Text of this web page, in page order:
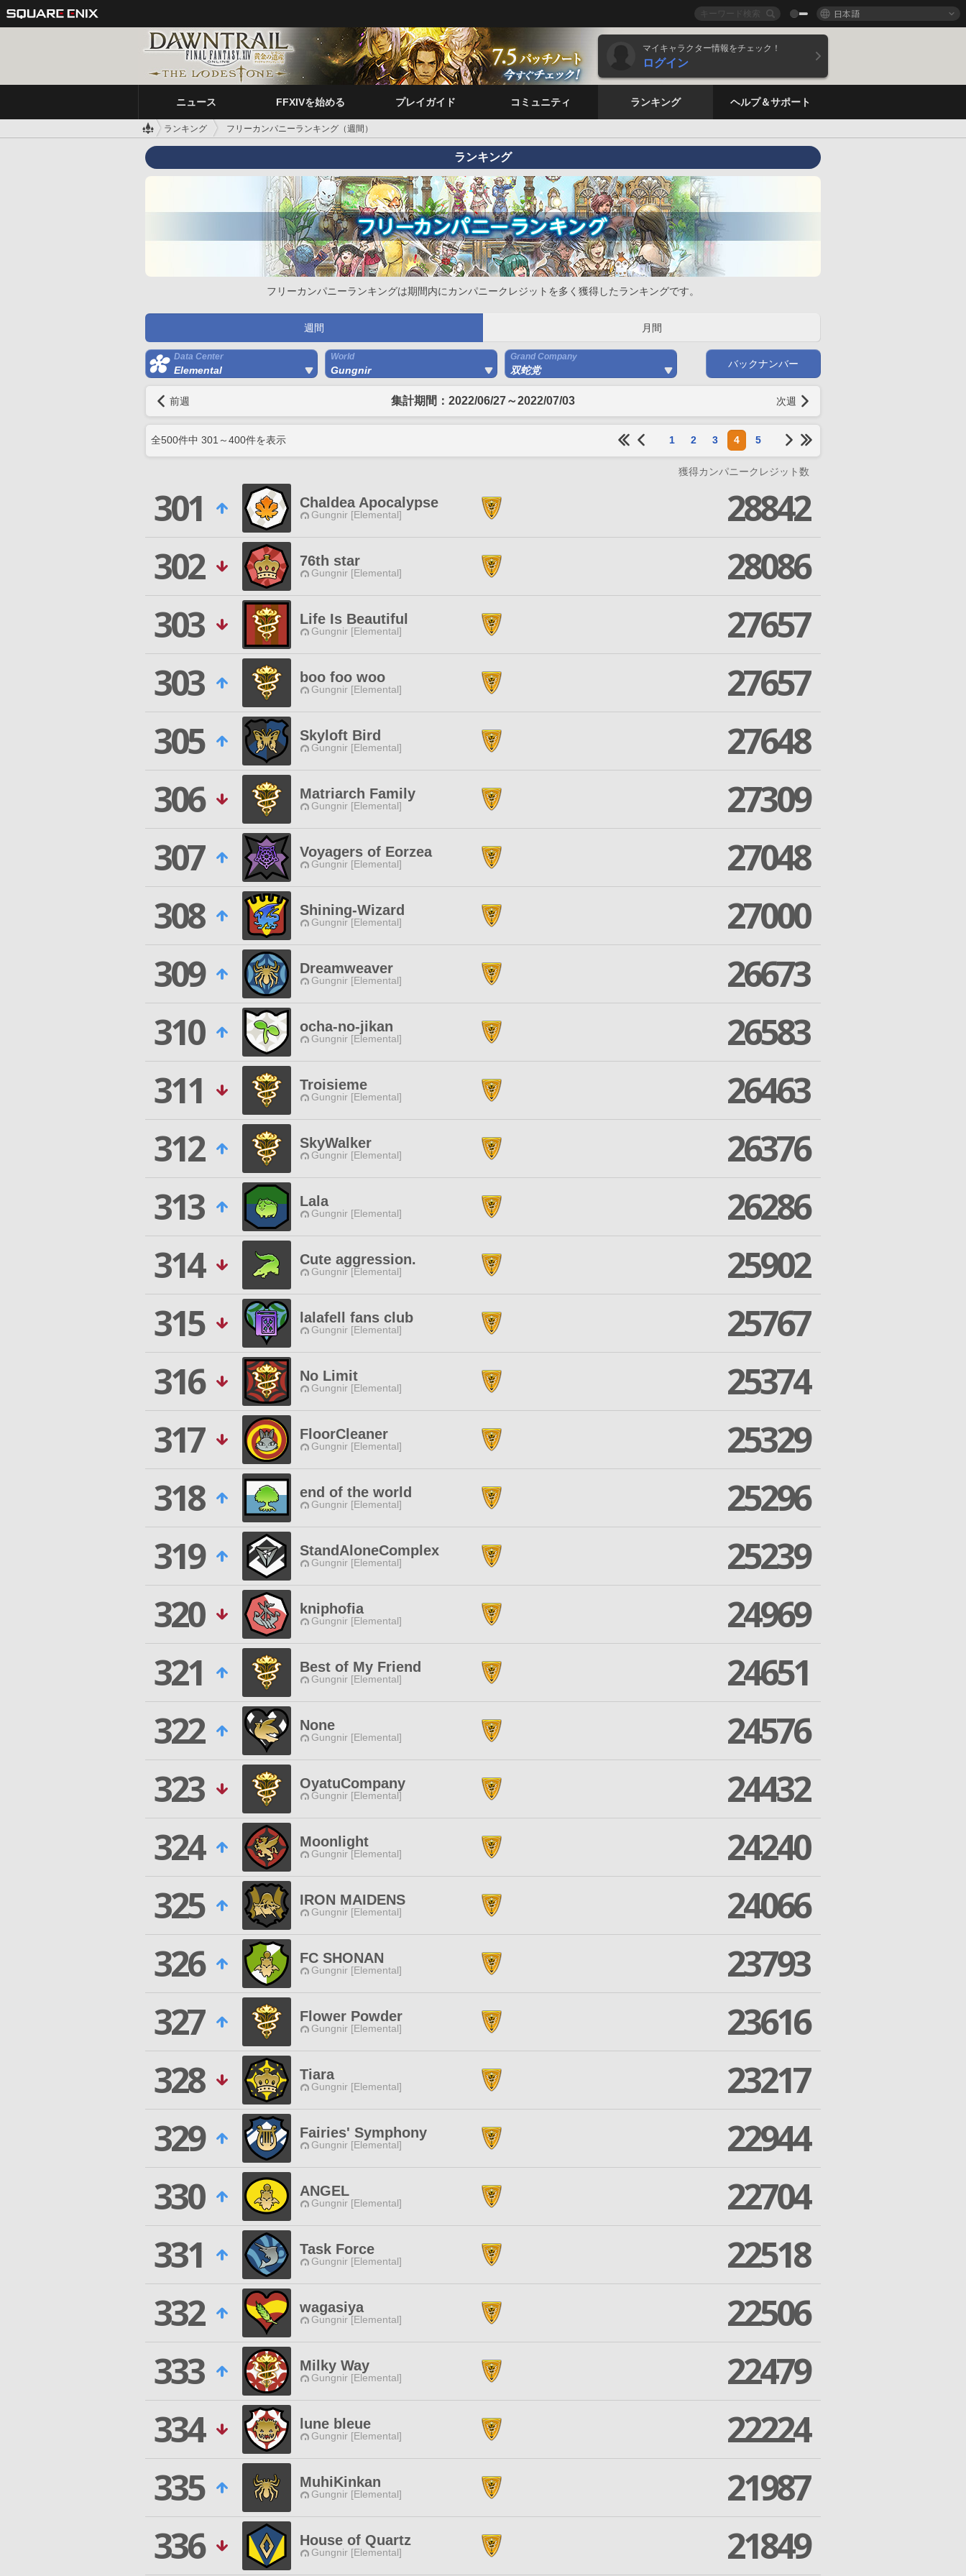
日本語
マイキャラクター情報をチェック！
ログイン
ニュース FFXIVを始める プレイガイド コミュニティ ランキング ヘルプ＆サポート
ランキング フリーカンパニーランキング（週間）
ランキング
フリーカンパニーランキングは期間内にカンパニークレジットを多く獲得したランキングです。
週間 月間
Data Center
Elemental
World
Gungnir
Grand Company
双蛇党
バックナンバー
前週 集計期間：2022/06/27～2022/07/03 次週
全500件中 301 ～400件を表示 1 2 3 4 5
獲得カンパニークレジット数
301 Chaldea Apocalypse
Gungnir [Elemental]
28842
302
76th star
Gungnir [Elemental]
28086
303
Life Is Beautiful
Gungnir [Elemental]
27657
303
boo foo woo
Gungnir [Elemental]
27657
305
Skyloft Bird
Gungnir [Elemental]
27648
306
Matriarch Family
Gungnir [Elemental]
27309
307
Voyagers of Eorzea
Gungnir [Elemental]
27048
308
Shining-Wizard
Gungnir [Elemental]
27000
309
Dreamweaver
Gungnir [Elemental]
26673
310
ocha-no-jikan
Gungnir [Elemental]
26583
311
Troisieme
Gungnir [Elemental]
26463
312
SkyWalker
Gungnir [Elemental]
26376
313
Lala
Gungnir [Elemental]
26286
314
Cute aggression.
Gungnir [Elemental]
25902
315
lalafell fans club
Gungnir [Elemental]
25767
316
No Limit
Gungnir [Elemental]
25374
317
FloorCleaner
Gungnir [Elemental]
25329
318
end of the world
Gungnir [Elemental]
25296
319
StandAloneComplex
Gungnir [Elemental]
25239
320
kniphofia
Gungnir [Elemental]
24969
321
Best of My Friend
Gungnir [Elemental]
24651
322
None
Gungnir [Elemental]
24576
323
OyatuCompany
Gungnir [Elemental]
24432
324
Moonlight
Gungnir [Elemental]
24240
325
IRON MAIDENS
Gungnir [Elemental]
24066
326
FC SHONAN
Gungnir [Elemental]
23793
327
Flower Powder
Gungnir [Elemental]
23616
328
Tiara
Gungnir [Elemental]
23217
329
Fairies' Symphony
Gungnir [Elemental]
22944
330
ANGEL
Gungnir [Elemental]
22704
331
Task Force
Gungnir [Elemental]
22518
332
wagasiya
Gungnir [Elemental]
22506
333
Milky Way
Gungnir [Elemental]
22479
334
lune bleue
Gungnir [Elemental]
22224
335
MuhiKinkan
Gungnir [Elemental]
21987
336
House of Quartz
Gungnir [Elemental] 21849